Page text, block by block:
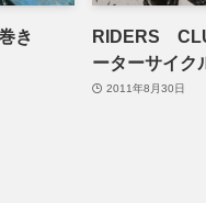
き
RIDERS
ーターサイク
2011年8月30日